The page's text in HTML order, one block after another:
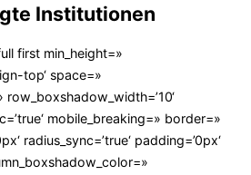
Institutionen
first min_height=»
top‘ space=»
mobile_breaking=» border=»
radius_sync=’true‘ padding=’0px‘